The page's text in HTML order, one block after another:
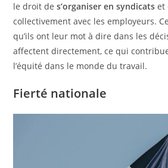
le droit des’organiser en syndicats et
collectivement avec les employeurs.
qu’ils ont leur mot à dire dans les
affectent directement, ce qui
l’équité dans le monde du travail.
Fierté nationale